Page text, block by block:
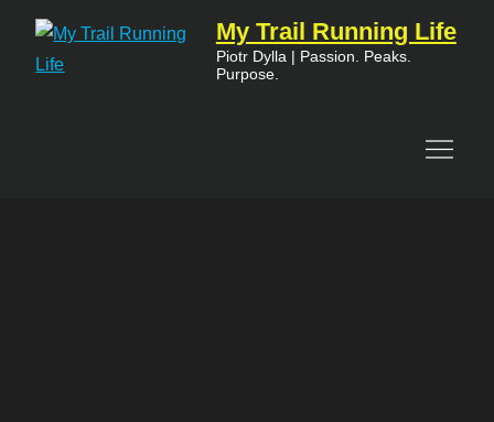
content
My Trail Running Life
Piotr Dylla | Passion. Peaks.
Purpose.